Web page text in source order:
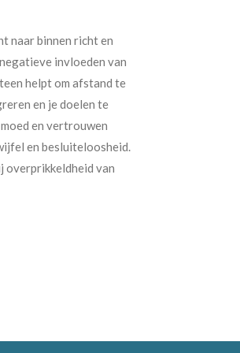
naar binnen richt en
invloeden van
helpt om afstand te
en je doelen te
en vertrouwen
en besluiteloosheid.
van